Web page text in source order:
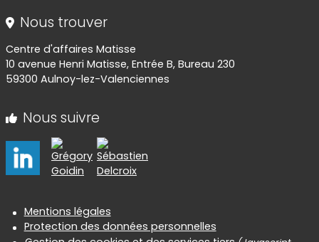
Nous trouver
Centre d'affaires Matisse
10 avenue Henri Matisse, Entrée B, Bureau 230
59300 Aulnoy-lez-Valenciennes
Nous suivre
Informations réglementaires
Mentions légales
Protection des données personnelles